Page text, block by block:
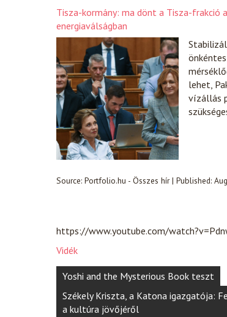
Tisza-kormány: ma dönt a Tisza-
energiaválságban
lehet,
vízállás
Source: Portfolio.hu - Összes hír| Published:
https://www.youtube.com/
Vidék
Post
navigation
Yoshi and the Mysterious Book teszt
Székely Kriszta, a Katona igazgatója:
a kultúra jövőjéről